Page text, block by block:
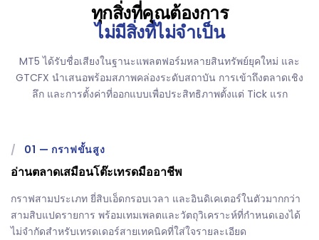
ทุกสิ่งที่คุณต้องการ
ไม่มีสิ่งที่ไม่จำเป็น
MT5 ได้รับชื่อเสียงในฐานะแพลตฟอร์มหลายสินทรัพย์ยุคใหม่ และ
GTCFX นำเสนอพร้อมสภาพคล่องระดับสถาบัน การเข้าถึงตลาดเชิง
ลึก และการตั้งค่าที่ออกแบบเพื่อประสิทธิภาพตั้งแต่ Tick แรก
/ 01 — กราฟขั้นสูง
อ่านตลาดเสมือนโต๊ะเทรดมืออาชีพ
กราฟสามประเภท ยี่สิบเอ็ดกรอบเวลา และอินดิเคเตอร์ในตัวมากกว่า
สามสิบแปดรายการ พร้อมเทมเพลตและวัตถุวิเคราะห์ที่กำหนดเองได้
ไม่จำกัดสำหรับเทรดเดอร์สายเทคนิคที่ใส่ใจรายละเอียด